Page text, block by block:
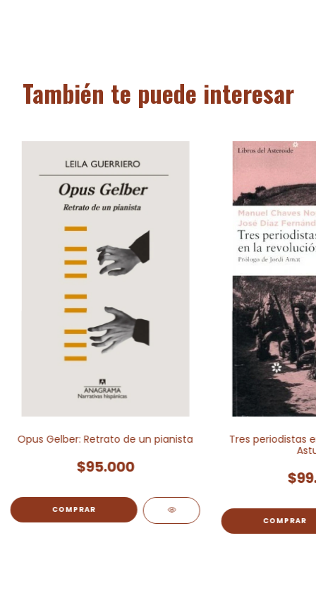
También te puede interesar
Opus Gelber: Retrato de un pianista
$95.000
Tres periodistas